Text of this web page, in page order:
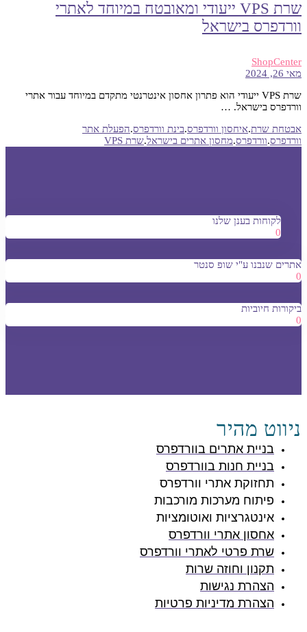
שרת VPS ייעודי ומאובטח במיוחד לאתרי
וורדפרס בישראל
ShopCenter
מאי 26, 2024
שרת VPS ייעודי הוא פתרון אחסון אינטרנטי מתקדם במיוחד עבור אתרי
וורדפרס בישראל. …
אבטחת שרת.איחסון וורדפרס.בינת וורדפרס.הפעלת אתר
וורדפרס.וורדפרס.מחסון אתרים בישראל.שרת VPS
לקוחות בענן שלנו
0
אתרים שנבנו ע"י שופ סנטר
0
ביקורות חיוביות
0
ניווט מהיר
בניית אתרים בוורדפרס
בניית חנות בוורדפרס
תחזוקת אתרי וורדפרס
פיתוח מערכות מורכבות
אינטגרציות ואוטומציות
אחסון אתרי וורדפרס
שרת פרטי לאתרי וורדפרס
תקנון וחוזה שרות
הצהרת נגישות
הצהרת מדיניות פרטיות